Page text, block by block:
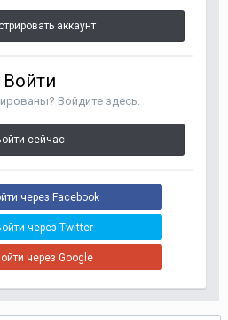
аккаунт
Войти
Войдите здесь.
сейчас
через Facebook
через Twitter
через Google